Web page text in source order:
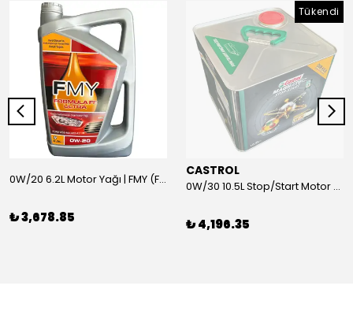
0W/20 6.2L Motor Yağı | FMY (Ford Motor Yağları)
₺ 3,678.85
Tükendi
CASTROL
0W/30 10.5L Stop/Start Motor Yağı | CASTROL
₺ 4,196.35